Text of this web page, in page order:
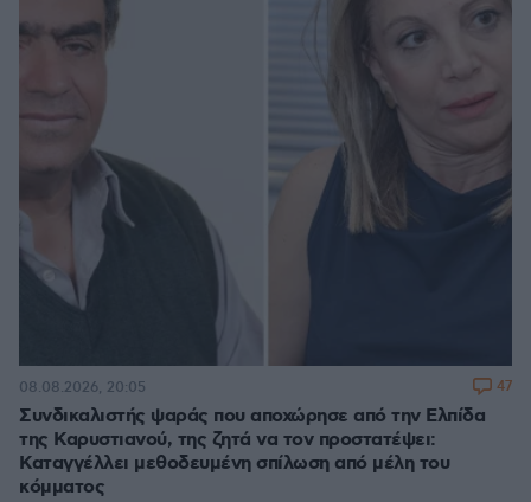
Συνδικαλιστής ψαράς που αποχώρησε από την Ελπίδα
της Καρυστιανού, της ζητά να τον προστατέψει:
Καταγγέλλει μεθοδευμένη σπίλωση από μέλη του
κόμματος
08.08.2026, 20:05 47